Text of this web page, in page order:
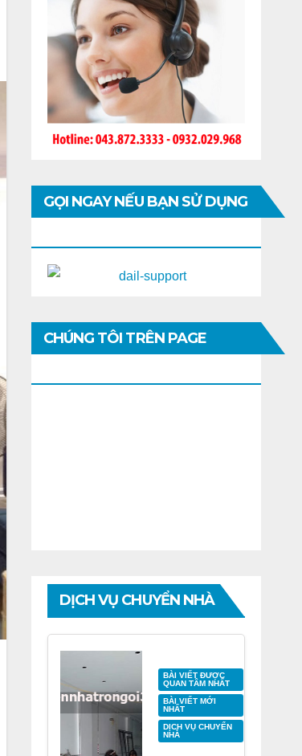
GỌI NGAY NẾU BẠN SỬ DỤNG
CHÚNG TÔI TRÊN PAGE
DỊCH VỤ CHUYỂN NHÀ
BÀI VIẾT ĐƯỢC
QUAN TÂM NHẤT
BÀI VIẾT MỚI
NHẤT
DỊCH VỤ CHUYỂN
NHÀ